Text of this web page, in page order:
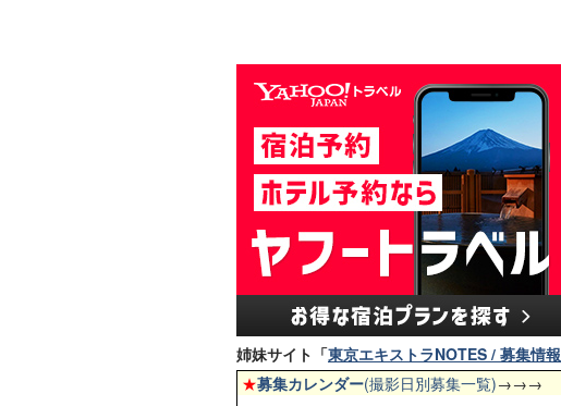
姉妹サイト「東京エキストラNOTES / 募集情報
★募集カレンダー(撮影日別募集一覧)→→→